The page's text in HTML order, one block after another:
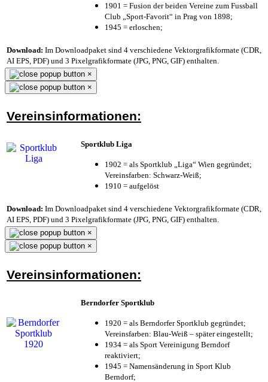
1901 = Fusion der beiden Vereine zum Fussball
Club „Sport-Favorit“ in Prag von 1898;
1945 = erloschen;
Download: Im Downloadpaket sind 4 verschiedene Vektorgrafikformate (CDR,
AI EPS, PDF) und 3 Pixelgrafikformate (JPG, PNG, GIF) enthalten.
×
×
Vereinsinformationen:
Sportklub Liga
1902 = als Sportklub „Liga“ Wien gegründet;
Vereinsfarben: Schwarz-Weiß;
1910 = aufgelöst
Download: Im Downloadpaket sind 4 verschiedene Vektorgrafikformate (CDR,
AI EPS, PDF) und 3 Pixelgrafikformate (JPG, PNG, GIF) enthalten.
×
×
Vereinsinformationen:
Berndorfer Sportklub
1920 = als Berndorfer Sportklub gegründet;
Vereinsfarben: Blau-Weiß – später eingestellt;
1934 = als Sport Vereinigung Berndorf
reaktiviert;
1945 = Namensänderung in Sport Klub
Berndorf;